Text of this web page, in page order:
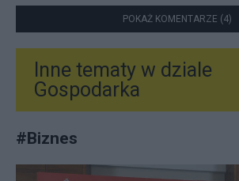
POKAŻ KOMENTARZE (4)
Inne tematy w dziale
Gospodarka
#Biznes